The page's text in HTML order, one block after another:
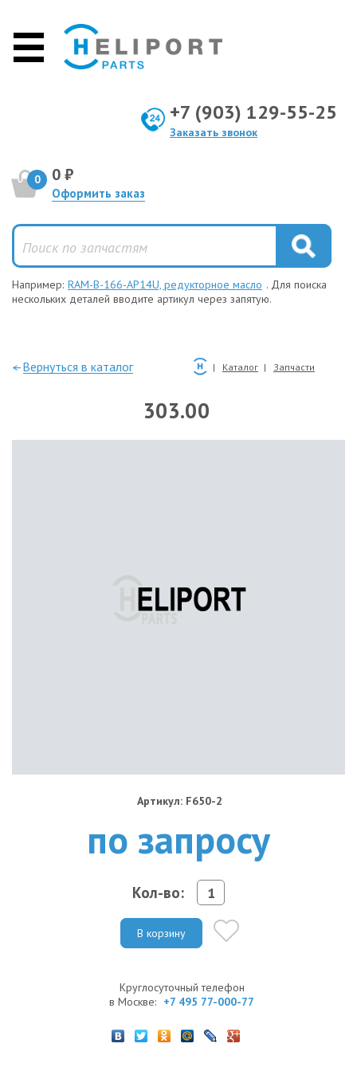
+7 (903) 129-55-25
Заказать звонок
0 0 ₽
Оформить заказ
Например: RAM-B-166-AP14U, редукторное масло . Для поиска
нескольких деталей вводите артикул через запятую.
—Вернуться в каталог Каталог Запчасти
303.00
Артикул: F650-2
по запросу
Кол-во:
В корзину
Круглосуточный телефон
в Москве: +7 495 77-000-77